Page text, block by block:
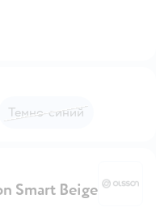
Темно-синий
Smart Beige